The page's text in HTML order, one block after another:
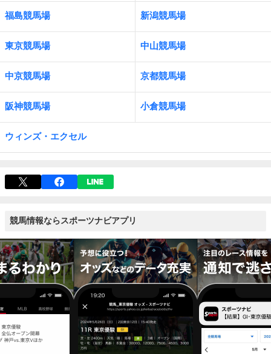
福島競馬場 新潟競馬場
東京競馬場 中山競馬場
中京競馬場 京都競馬場
阪神競馬場 小倉競馬場
ウィンズ・エクセル
競馬情報ならスポーツナビアプリ